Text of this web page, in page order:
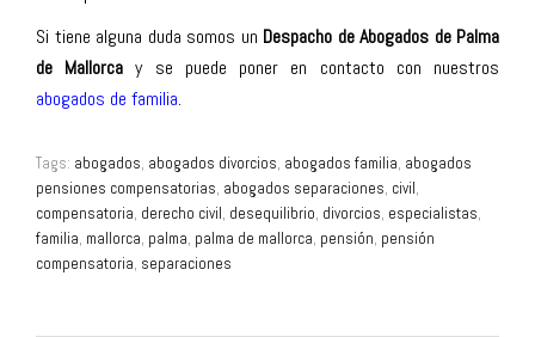
Si tiene alguna duda somos un Despacho de Abogados de Palma
de Mallorca y se puede poner en contacto con nuestros
abogados de familia.
Tags: abogados, abogados divorcios, abogados familia, abogados
pensiones compensatorias, abogados separaciones, civil,
compensatoria, derecho civil, desequilibrio, divorcios, especialistas,
familia, mallorca, palma, palma de mallorca, pensión, pensión
compensatoria, separaciones